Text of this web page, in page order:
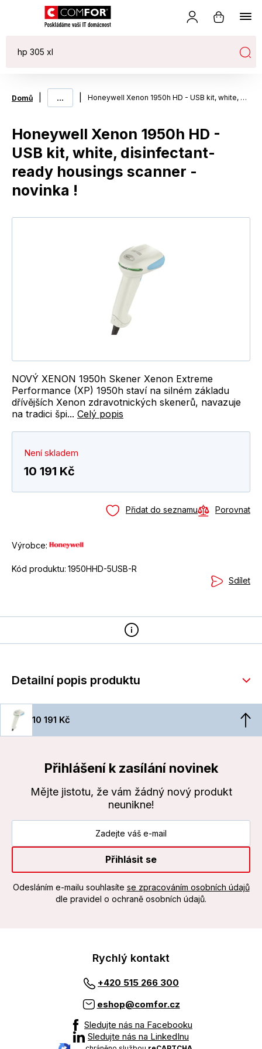
Domů ... Honeywell Xenon 1950h HD - USB kit, white, disinfectant-ready housings scanner - novinka !
Honeywell Xenon 1950h HD -
USB kit, white, disinfectant-
ready housings scanner -
novinka !
NOVÝ XENON 1950h Skener Xenon Extreme
Performance (XP) 1950h staví na silném základu
dřívějších Xenon zdravotnických skenerů, navazuje
na tradici špi... Celý popis
Není skladem
10 191 Kč
Přidat do seznamu Porovnat
Výrobce:
Kód produktu: 1950HHD-5USB-R
Sdílet
Detailní popis produktu
10 191 Kč
Přihlášení k zasílání novinek
Mějte jistotu, že vám žádný nový produkt
neunikne!
Přihlásit se
Odesláním e-mailu souhlasíte se zpracováním osobních údajů
dle pravidel o ochraně osobních údajů.
Rychlý kontakt
+420 515 266 300
eshop@comfor.cz
Sledujte nás na Facebooku
Sledujte nás na LinkedInu